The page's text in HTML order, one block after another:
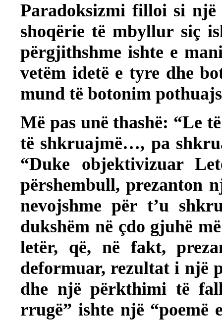
Paradoksizmi filloi si
shoqërie të mbyllur siç
përgjithshme ishte e
vetëm idetë e tyre dhe
mund të botonim
Më pas unë thashë: “Le
të shkruajmë…, pa
“Duke objektivizuar
përshembull, prezanton
nevojshme për t’u
dukshëm në çdo gjuhë
letër, që, në fakt,
deformuar, rezultat i një
dhe një përkthimi të
rrugë” ishte një “poemë